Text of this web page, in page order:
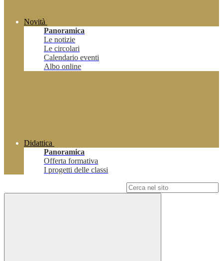
Novità
Panoramica
Le notizie
Le circolari
Calendario eventi
Albo online
Didattica
Panoramica
Offerta formativa
I progetti delle classi